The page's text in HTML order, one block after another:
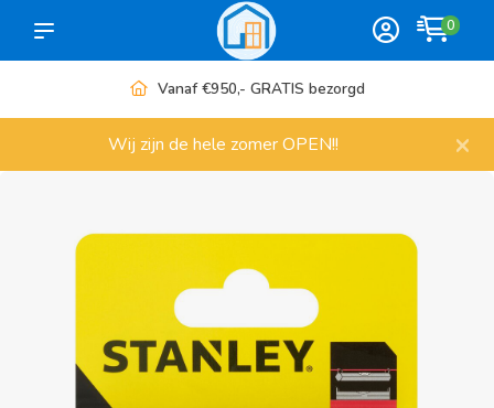
0
Meer dan 1000 artikelen
Wij zijn de hele zomer OPEN!! ×